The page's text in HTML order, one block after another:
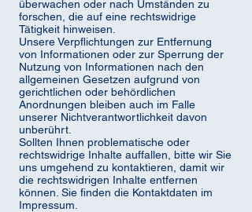
überwachen oder nach Umständen zu
forschen, die auf eine rechtswidrige
Tätigkeit hinweisen.
Unsere Verpflichtungen zur Entfernung
von Informationen oder zur Sperrung der
Nutzung von Informationen nach den
allgemeinen Gesetzen aufgrund von
gerichtlichen oder behördlichen
Anordnungen bleiben auch im Falle
unserer Nichtverantwortlichkeit davon
unberührt.
Sollten Ihnen problematische oder
rechtswidrige Inhalte auffallen, bitte wir Sie
uns umgehend zu kontaktieren, damit wir
die rechtswidrigen Inhalte entfernen
können. Sie finden die Kontaktdaten im
Impressum.